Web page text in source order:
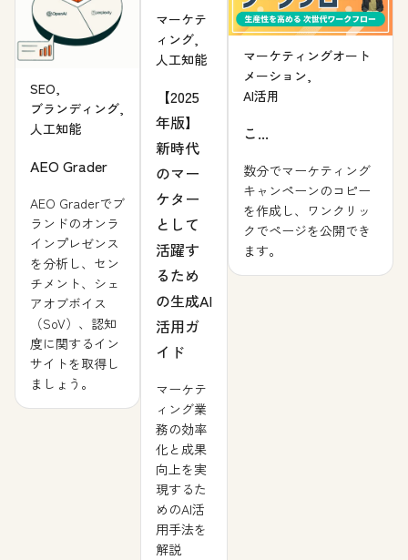
SEO,
ブランディング,
人工知能
AEO Grader
AEO Graderでブ
ランドのオンラ
インプレゼンス
を分析し、セン
チメント、シェ
アオブボイス
（SoV）、認知
度に関するイン
サイトを取得し
ましょう。
マーケテ
ィング,
人工知能
【2025
年版】
新時代
のマー
ケター
として
活躍す
るため
の生成AI
活用ガ
イド
マーケテ
ィング業
務の効率
化と成果
向上を実
現するた
めのAI活
用手法を
解説
マーケティングオート
メーション,
AI活用
こ...
数分でマーケティング
キャンペーンのコピー
を作成し、ワンクリッ
クでページを公開でき
ます。